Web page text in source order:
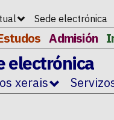
Sede electrónica
Admisión
electrónica
xerais